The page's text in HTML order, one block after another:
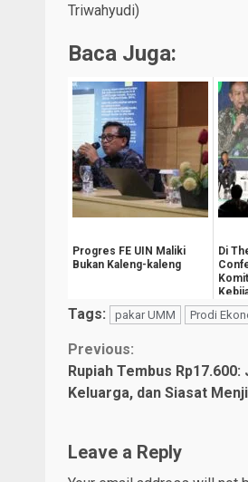
Triwahyudi)
Baca Juga:
Progres FE UIN Maliki
Bukan Kaleng-kaleng
Di
Tags: pakar UMM Prodi
Continue
Reading
Previous:
Rupiah Tembus
Keluarga, dan Siasat
Leave a Reply